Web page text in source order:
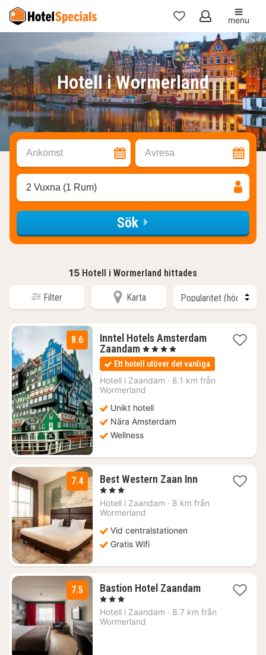
Mina
favoriter
menu
Hotell i Wormerland
Ankomst Avresa
2 Vuxna (1 Rum)
Sök
15 Hotell i Wormerland hittades
Filter Karta
8.6
Inntel Hotels Amsterdam
Zaandam1
natt
från
1347
kr.
, 4 Stjärnor
Ett hotell utöver det vanliga
Hotell i Zaandam · 8.1 km från
Wormerland
Unikt hotell
Nära Amsterdam
Wellness
7.4 Best Western Zaan Inn1
från
, 3 Stjärnor
Hotell i Zaandam · 8 km från
Wormerland
Vid centralstationen
Gratis Wifi
7.5 Bastion Hotel Zaandam1
från
, 3 Stjärnor
Hotell i Zaandam · 8.7 km från
Wormerland